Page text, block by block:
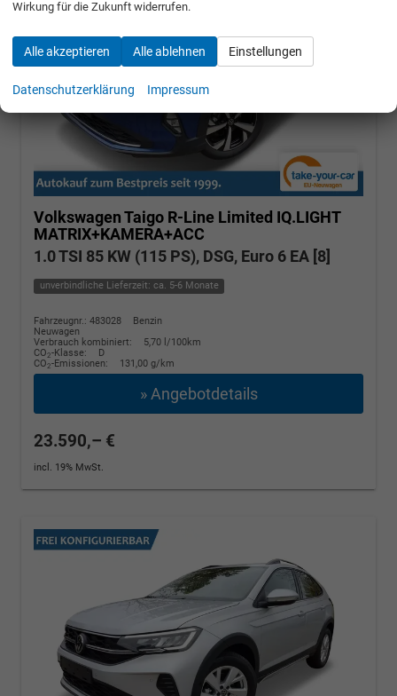
Volkswagen Taigo R-Line Limited IQ.LIGHT
MATRIX+KAMERA+ACC
1.0 TSI 85 KW (115 PS), DSG, Euro 6 EA [8]
unverbindliche Lieferzeit: ca. 5-6 Monate
Fahrzeugnr.: 483028
Benzin
Neuwagen
Verbrauch kombiniert:
5,70 l/100km
CO2-Klasse:
D
CO2-Emissionen: 131,00 g/km
» Angebotdetails
23.590,– €
incl. 19% MwSt.
Wirkung für die Zukunft widerrufen.
Alle akzeptieren Alle ablehnen Einstellungen
Datenschutzerklärung Impressum